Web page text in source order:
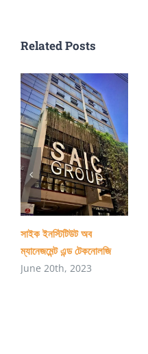
Related Posts
সাইক ইনস্টিটিউট অব
ম্যানেজমেন্ট এন্ড টেকনোলজি
June 20th, 2023